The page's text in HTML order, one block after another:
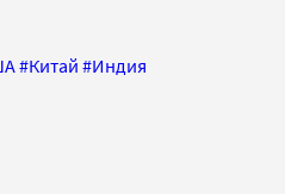
#Китай #Индия